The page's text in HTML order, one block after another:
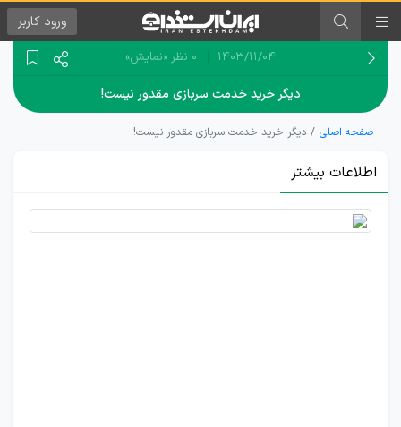
ورود کاربر
۱۴۰۳/۱۱/۰۴ 0 نظر «نمایش»
دیگر خرید خدمت سربازی مقدور نیست!
صفحه اصلی دیگر خرید خدمت سربازی مقدور نیست!
اطلاعات بیشتر
میزان